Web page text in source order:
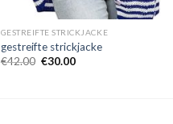
GESTREIFTE STRICKJACKE
gestreifte strickjacke
€42.00 €30.00